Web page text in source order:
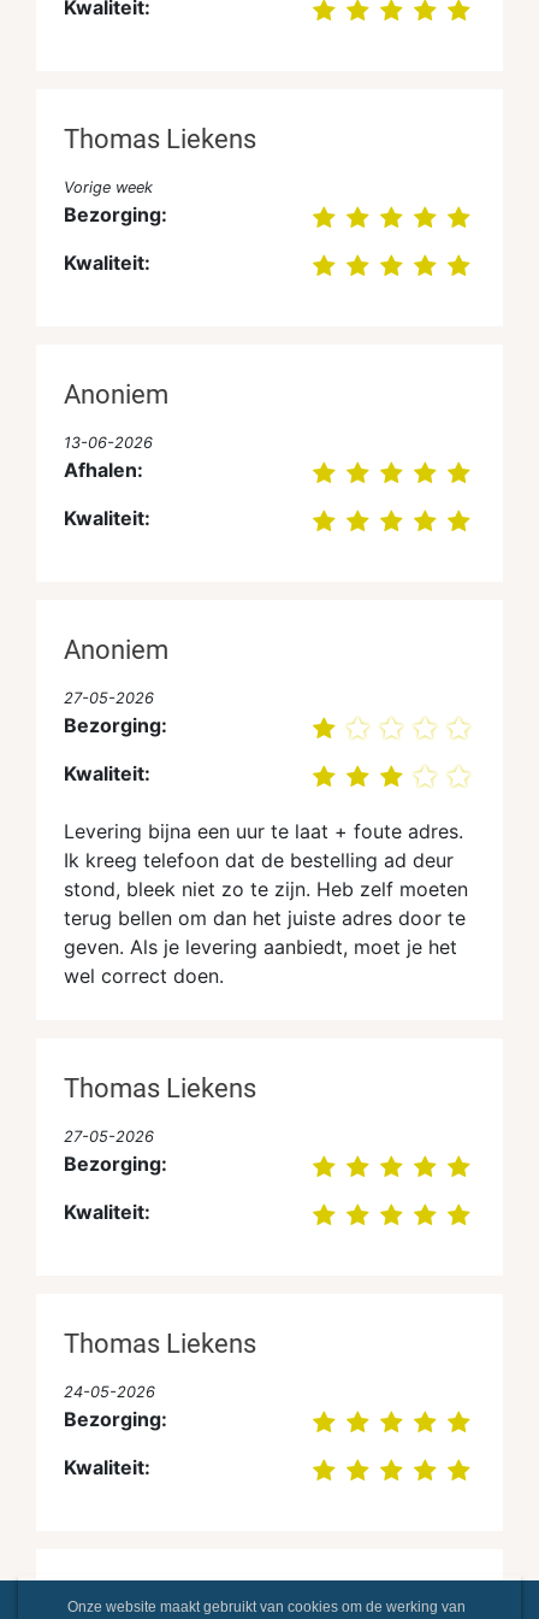
Kwaliteit:
Thomas Liekens
Vorige week
Bezorging:
Kwaliteit:
Anoniem
13-06-2026
Afhalen:
Kwaliteit:
Anoniem
27-05-2026
Bezorging:
Kwaliteit:
Levering bijna een uur te laat + foute adres.
Ik kreeg telefoon dat de bestelling ad deur
stond, bleek niet zo te zijn. Heb zelf moeten
terug bellen om dan het juiste adres door te
geven. Als je levering aanbiedt, moet je het
wel correct doen.
Thomas Liekens
27-05-2026
Bezorging:
Kwaliteit:
Thomas Liekens
24-05-2026
Bezorging:
Kwaliteit:
Thomas Liekens
Onze website maakt gebruikt van cookies om de werking van